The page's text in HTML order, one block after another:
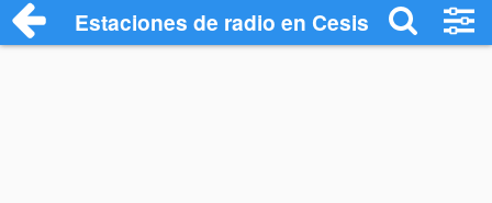
Estaciones de radio en Cesis - Escuchar